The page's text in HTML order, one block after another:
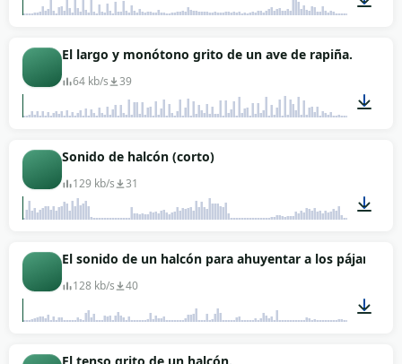
00:08
El largo y monótono grito de un ave de rapiña.
64 kb/s 39
Sonido de halcón (corto)
129 kb/s 31
00:04
El sonido de un halcón para ahuyentar a los pájaros
128 kb/s 40